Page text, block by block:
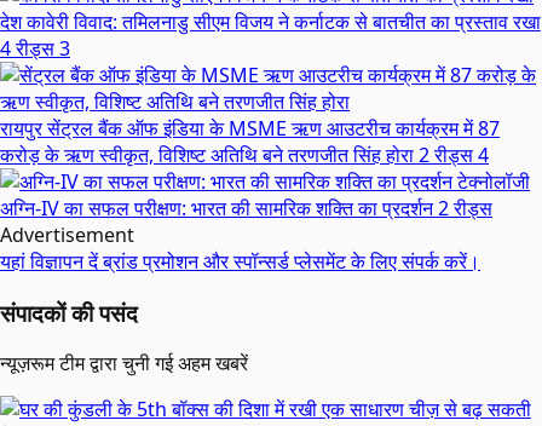
देशकावेरी विवाद: तमिलनाडु सीएम विजय ने कर्नाटक से बातचीत का प्रस्ताव रखा
4 रीड्स3
रायपुरसेंट्रल बैंक ऑफ इंडिया के MSME ऋण आउटरीच कार्यक्रम में 87
करोड़ के ऋण स्वीकृत, विशिष्ट अतिथि बने तरणजीत सिंह होरा2 रीड्स4
टेक्नोलॉजी
अग्नि-IV का सफल परीक्षण: भारत की सामरिक शक्ति का प्रदर्शन2 रीड्स
Advertisement
यहां विज्ञापन देंब्रांड प्रमोशन और स्पॉन्सर्ड प्लेसमेंट के लिए संपर्क करें।
संपादकों की पसंद
न्यूज़रूम टीम द्वारा चुनी गई अहम खबरें